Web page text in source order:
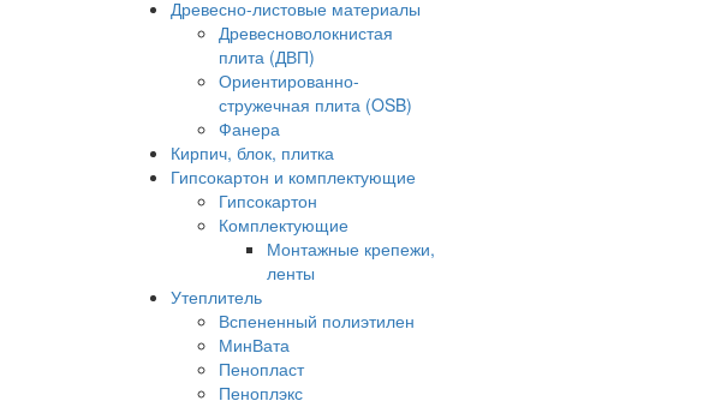
Древесно-листовые материалы
Древесноволокнистая
плита (ДВП)
Ориентированно-
стружечная плита (OSB)
Фанера
Кирпич, блок, плитка
Гипсокартон и комплектующие
Гипсокартон
Комплектующие
Монтажные крепежи,
ленты
Утеплитель
Вспененный полиэтилен
МинВата
Пенопласт
Пеноплэкс